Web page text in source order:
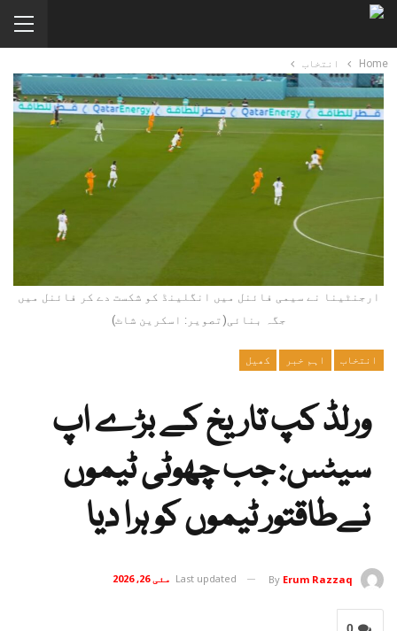
Home انتخاب
ارجنٹینا نے سیمی فائنل میں انگلینڈ کو شکست دے کر فائنل میں
جگہ بنائی(تصویر: اسکرین شاٹ)
انتخاب اہم خبر کھیل
ورلڈ کپ تاریخ کے بڑے اپ
سیٹس: جب چھوٹی ٹیموں
نےطاقتور ٹیموں کو ہرا دیا
By Erum Razzaq
Last updated مئی 26, 2026
0